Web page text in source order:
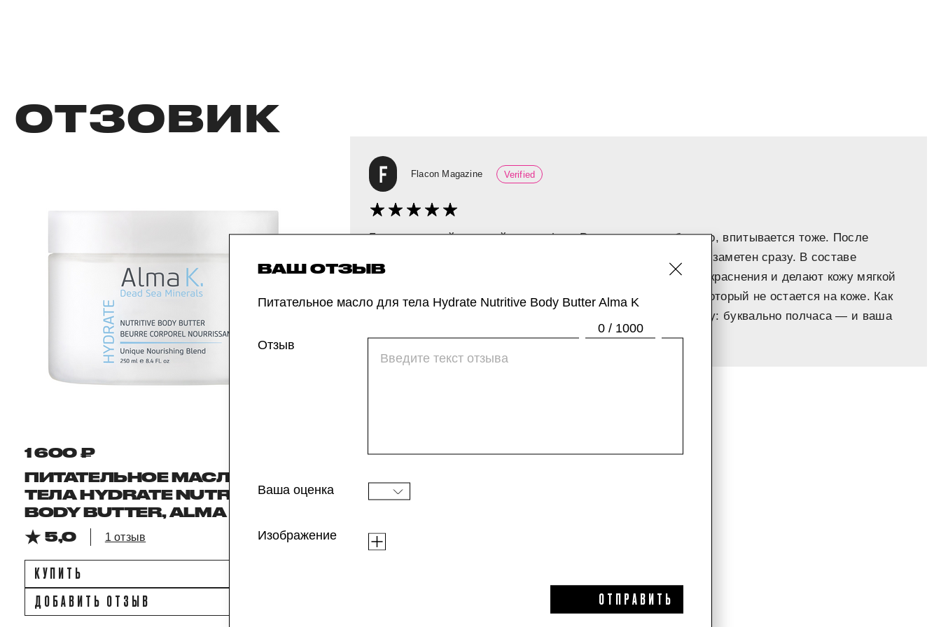
ОТЗОВИК
1 600 ₽
ПИТАТЕЛЬНОЕ МАСЛО ДЛЯ
ТЕЛА HYDRATE NUTRITIVE
BODY BUTTER, ALMA K
5,0
1 отзыв
КУПИТЬ
ДОБАВИТЬ ОТЗЫВ
ВАШ ОТЗЫВ
Питательное масло для тела Hydrate Nutritive Body Butter Alma K
Отзыв
0 / 1000
Ваша оценка
Изображение
ОТПРАВИТЬ
Flacon Magazine Verified
Баттер нежный и легкий, как суфле. Распределяется быстро, впитывается тоже. После
нанесения его совсем не чувствуешь на коже, зато эффект заметен сразу. В составе
ромашка и алоэ вера — они успокаивают кожу, снимают покраснения и делают кожу мягкой
и напитанной. У масла легкий цветочно-травяной аромат, который не остается на коже. Как
бонус средство отлично восстанавливает обветренную кожу: буквально полчаса — и ваша
кожа будто и не знала, что такое минус 20 за окном.